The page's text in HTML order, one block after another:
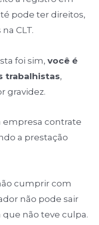
pode ter direitos,
CLT.
foi sim, você é
trabalhistas,
gravidez.
empresa contrate
a prestação
cumprir com
não pode sair
não teve culpa.